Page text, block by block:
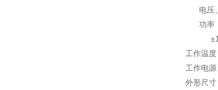
电压、
功率：
工作温
工作电
外形尺